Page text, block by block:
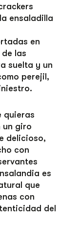
ensaladilla
en
las
suelta y un
perejil,
quieras
un giro
delicioso,
con
es
que
con
del